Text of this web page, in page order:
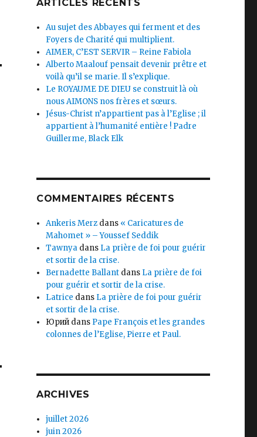
ARTICLES RÉCENTS
Au sujet des Abbayes qui ferment et des
Foyers de Charité qui multiplient.
AIMER, C’EST SERVIR – Reine Fabiola
Alberto Maalouf pensait devenir prêtre et
voilà qu’il se marie. Il s’explique.
Le ROYAUME DE DIEU se construit là où
nous AIMONS nos frères et sœurs.
Jésus-Christ n’appartient pas à l’Eglise ; il
appartient à l’humanité entière ! Padre
Guillerme, Black Elk
COMMENTAIRES RÉCENTS
Ankeris Merz dans « Caricatures de
Mahomet » – Youssef Seddik
Tawnya dans La prière de foi pour guérir
et sortir de la crise.
Bernadette Ballant dans La prière de foi
pour guérir et sortir de la crise.
Latrice dans La prière de foi pour guérir
et sortir de la crise.
Юрий dans Pape François et les grandes
colonnes de l’Eglise, Pierre et Paul.
ARCHIVES
juillet 2026
juin 2026